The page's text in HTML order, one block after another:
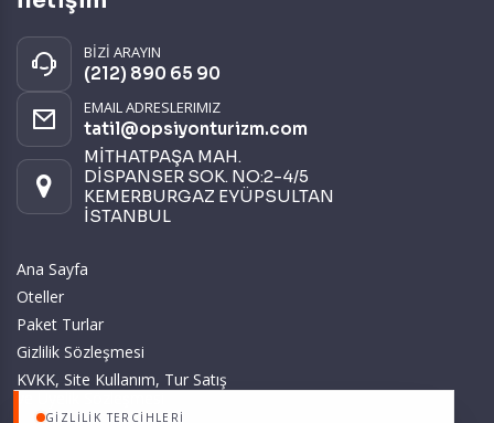
GIZLILIK TERCIHLERI
BİZİ ARAYIN
(212) 890 65 90
EMAIL ADRESLERIMIZ
tatil@opsiyonturizm.com
MİTHATPAŞA MAH.
DİSPANSER SOK. NO:2-4/5
KEMERBURGAZ EYÜPSULTAN
İSTANBUL
Ana Sayfa
Oteller
Paket Turlar
Gizlilik Sözleşmesi
KVKK, Site Kullanım, Tur Satış
ve Üyelik Sözleşmesi